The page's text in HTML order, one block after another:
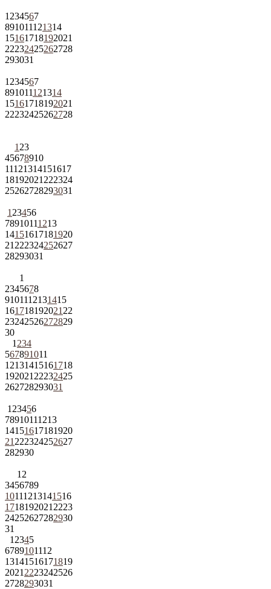
1 234567
891011121314
15161718192021
22232425262728
293031
1 234567
891011121314
15161718192021
22232425262728
1 23
45678910
11121314151617
18192021 222324
25262728293031
1 23456
78910111213
14151617181920
21 222324252627
28293031
1
2345678
9101112131415
161718192021 22
23242526272829
30
1 234
567891011
12131415161718
192021 22232425
262728293031
1 23456
78910111213
14151617181920
21 222324252627
282930
1 2
3456789
10111213141516
1718192021 2223
24252627282930
31
1 2345
6789101112
13141516171819
2021 2223242526
2728293031